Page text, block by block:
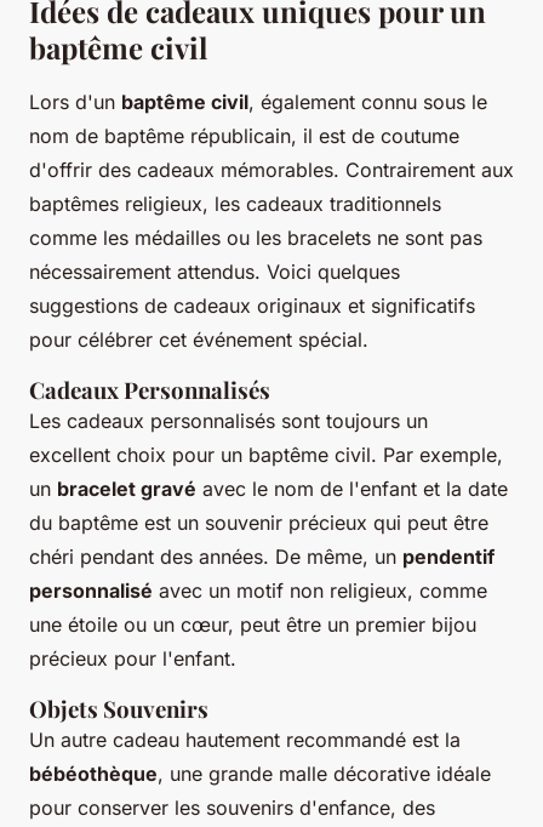
Idées de cadeaux uniques pour un
baptême civil
Lors d'un baptême civil, également connu sous le
nom de baptême républicain, il est de coutume
d'offrir des cadeaux mémorables. Contrairement aux
baptêmes religieux, les cadeaux traditionnels
comme les médailles ou les bracelets ne sont pas
nécessairement attendus. Voici quelques
suggestions de cadeaux originaux et significatifs
pour célébrer cet événement spécial.
Cadeaux Personnalisés
Les cadeaux personnalisés sont toujours un
excellent choix pour un baptême civil. Par exemple,
un bracelet gravé avec le nom de l'enfant et la date
du baptême est un souvenir précieux qui peut être
chéri pendant des années. De même, un pendentif
personnalisé avec un motif non religieux, comme
une étoile ou un cœur, peut être un premier bijou
précieux pour l'enfant.
Objets Souvenirs
Un autre cadeau hautement recommandé est la
bébéothèque, une grande malle décorative idéale
pour conserver les souvenirs d'enfance, des